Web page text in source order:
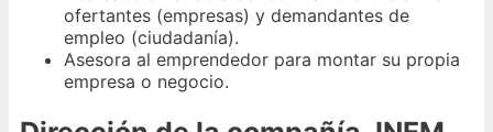
ofertantes (empresas) y demandantes de
empleo (ciudadanía).
Asesora al emprendedor para montar su propia
empresa o negocio.